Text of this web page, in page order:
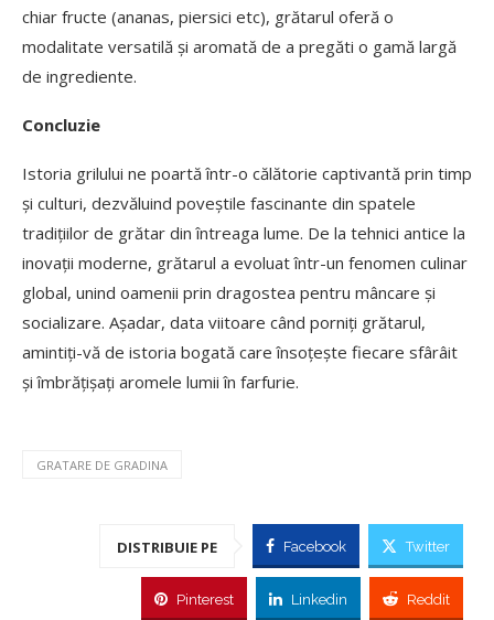
chiar fructe (ananas, piersici etc), grătarul oferă o
modalitate versatilă și aromată de a pregăti o gamă largă
de ingrediente.
Concluzie
Istoria grilului ne poartă într-o călătorie captivantă prin timp
și culturi, dezvăluind poveștile fascinante din spatele
tradițiilor de grătar din întreaga lume. De la tehnici antice la
inovații moderne, grătarul a evoluat într-un fenomen culinar
global, unind oamenii prin dragostea pentru mâncare și
socializare. Așadar, data viitoare când porniți grătarul,
amintiți-vă de istoria bogată care însoțește fiecare sfârâit
și îmbrățișați aromele lumii în farfurie.
GRATARE DE GRADINA
DISTRIBUIE PE Facebook Twitter
Pinterest Linkedin Reddit